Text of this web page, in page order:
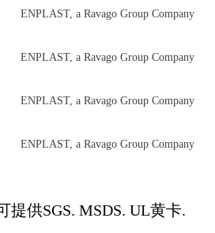
ENPLAST, a Ravago Group Company
ENPLAST, a Ravago Group Company
ENPLAST, a Ravago Group Company
ENPLAST, a Ravago Group Company
提供SGS. MSDS. UL黄卡.